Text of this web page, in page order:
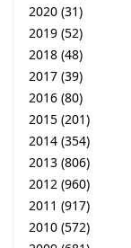
2020 (31)
2019 (52)
2018 (48)
2017 (39)
2016 (80)
2015 (201)
2014 (354)
2013 (806)
2012 (960)
2011 (917)
2010 (572)